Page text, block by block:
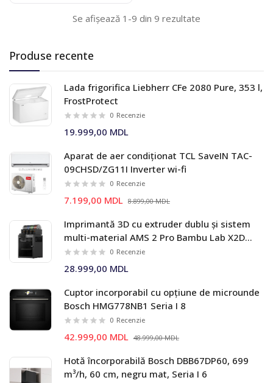
Produse recente
Lada frigorifica Liebherr CFe 2080 Pure, 353 l,
FrostProtect
0 Recenzie
19.999,00 MDL
Aparat de aer condiționat TCL SaveIN TAC-
09CHSD/ZG11I Inverter wi-fi
0 Recenzie
7.199,00 MDL 8.899,00 MDL
Imprimantă 3D cu extruder dublu și sistem
multi-material AMS 2 Pro Bambu Lab X2D
Combo
0 Recenzie
28.999,00 MDL
Cuptor incorporabil cu opțiune de microunde
Bosch HMG778NB1 Seria I 8
0 Recenzie
42.999,00 MDL 48.999,00 MDL
Hotă încorporabilă Bosch DBB67DP60, 699
m³/h, 60 cm, negru mat, Seria I 6
Se afișează 1-9 din 9 rezultate